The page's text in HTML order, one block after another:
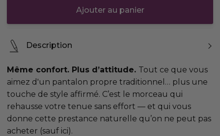
Ajouter au panier
Description
Même confort. Plus d’attitude. Tout ce que vous
aimez d'un pantalon propre traditionnel… plus une
touche de style affirmé. C’est le morceau qui
rehausse votre tenue sans effort — et qui vous
donne cette prestance naturelle qu’on ne peut pas
acheter (sauf ici).